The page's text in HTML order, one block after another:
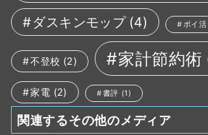
ダスキンモップ (4) ポイ活
不登校 (2) 家計節約術
家電 (2) 書評 (1)
関連するその他のメディア